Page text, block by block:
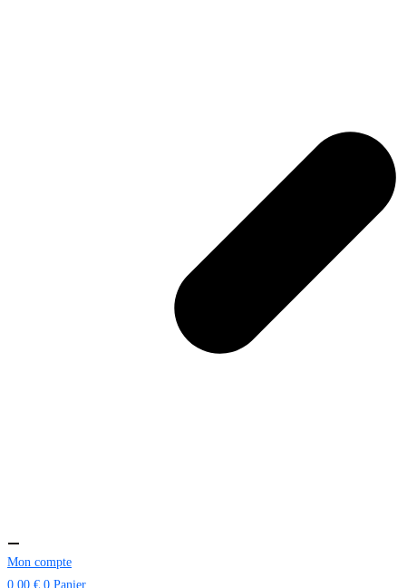
Mon compte
0.00 € 0 Panier